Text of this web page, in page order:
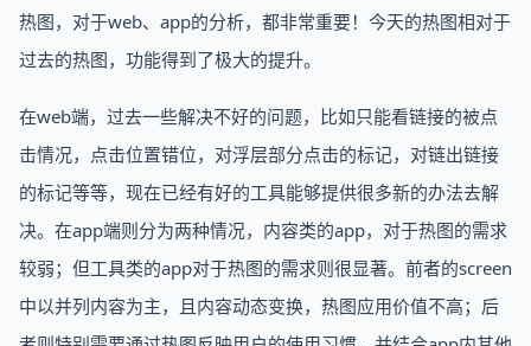
热图，对于web、app的分析，都非常重要！今天的热图相对于
过去的热图，功能得到了极大的提升。
在web端，过去一些解决不好的问题，比如只能看链接的被点
击情况，点击位置错位，对浮层部分点击的标记，对链出链接
的标记等等，现在已经有好的工具能够提供很多新的办法去解
决。在app端则分为两种情况，内容类的app，对于热图的需求
较弱；但工具类的app对于热图的需求则很显著。前者的screen
中以并列内容为主，且内容动态变换，热图应用价值不高；后